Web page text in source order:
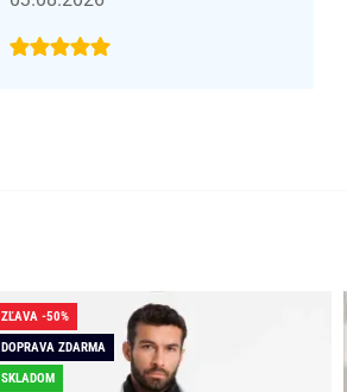
ZĽAVA -50%
DOPRAVA ZDARMA
SKLADOM